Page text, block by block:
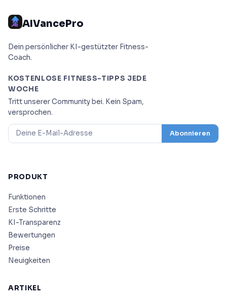
AIVancePro
Dein persönlicher KI-gestützter Fitness-
Coach.
KOSTENLOSE FITNESS-TIPPS JEDE
WOCHE
Tritt unserer Community bei. Kein Spam,
versprochen.
Abonnieren
PRODUKT
Funktionen
Erste Schritte
KI-Transparenz
Bewertungen
Preise
Neuigkeiten
ARTIKEL